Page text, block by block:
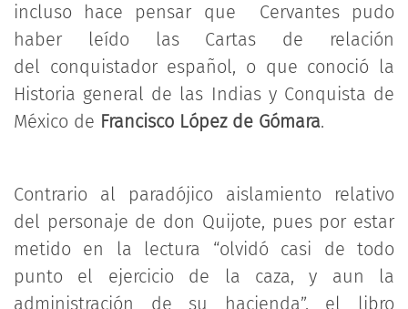
incluso hace pensar que Cervantes pudo
haber leído las Cartas de relación
del conquistador español, o que conoció la
Historia general de las Indias y Conquista de
México de Francisco López de Gómara.
Contrario al paradójico aislamiento relativo
del personaje de don Quijote, pues por estar
metido en la lectura “olvidó casi de todo
punto el ejercicio de la caza, y aun la
administración de su hacienda”, el libro